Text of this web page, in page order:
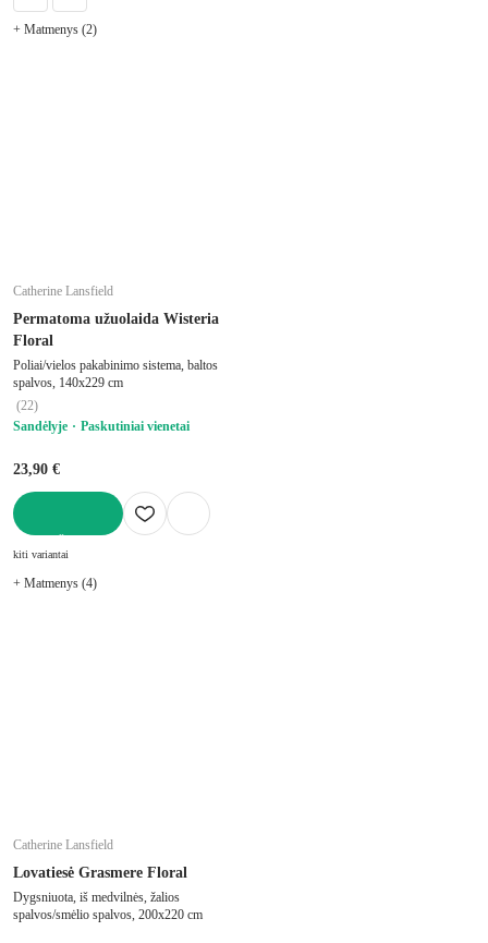
+ Matmenys (2)
Catherine Lansfield
Permatoma užuolaida Wisteria
Floral
Poliai/vielos pakabinimo sistema, baltos
spalvos, 140x229 cm
(22)
Sandėlyje
Paskutiniai vienetai
23,90 €
kiti variantai
+ Matmenys (4)
Catherine Lansfield
Lovatiesė Grasmere Floral
Dygsniuota, iš medvilnės, žalios
spalvos/smėlio spalvos, 200x220 cm